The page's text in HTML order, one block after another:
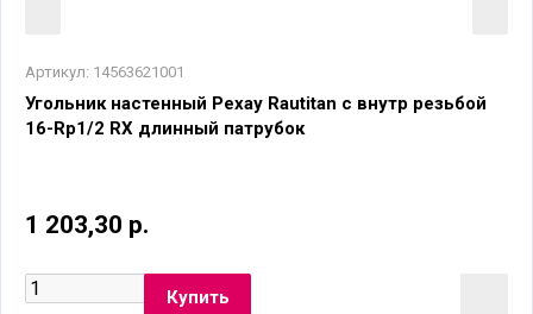
Артикул: 14563621001
Угольник настенный Рехау Rautitan с внутр резьбой
16-Rp1/2 RX длинный патрубок
1 203,30 р.